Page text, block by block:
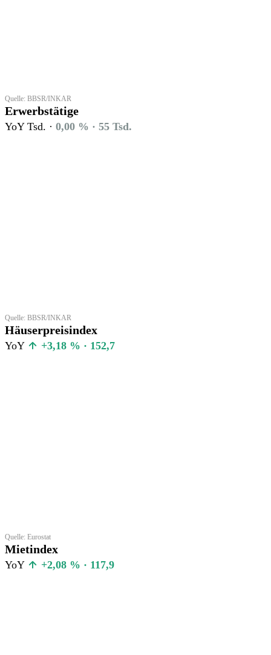
Quelle: BBSR/INKAR
Erwerbstätige
YoY Tsd. · 0,00 % · 55 Tsd.
Quelle: BBSR/INKAR
Häuserpreisindex
YoY +3,18 % · 152,7
Quelle: Eurostat
Mietindex
YoY +2,08 % · 117,9